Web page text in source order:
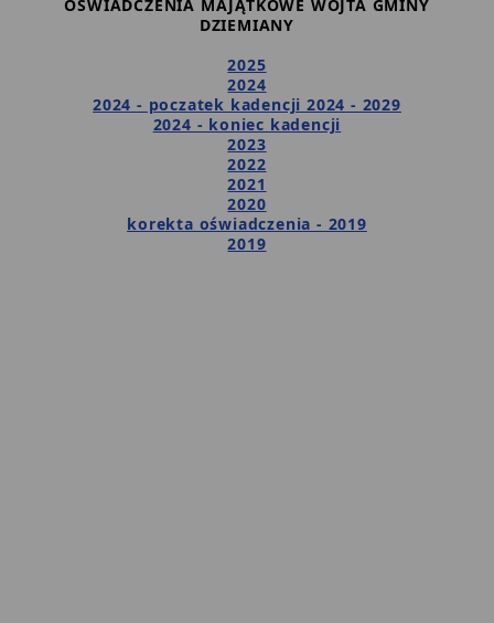
OŚWIADCZENIA MAJĄTKOWE WÓJTA GMINY
DZIEMIANY
2025
2024
2024 - poczatek kadencji 2024 - 2029
2024 - koniec kadencji
2023
2022
2021
2020
korekta oświadczenia - 2019
2019